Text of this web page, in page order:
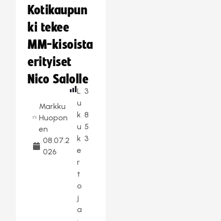
Kotikaupun
ki tekee
MM-kisoista
erityiset
Nico Salolle
Markku
Huopon
en
08.07.2
026
L
u
k
u
k
e
r
t
o
j
a
3
8
5
3